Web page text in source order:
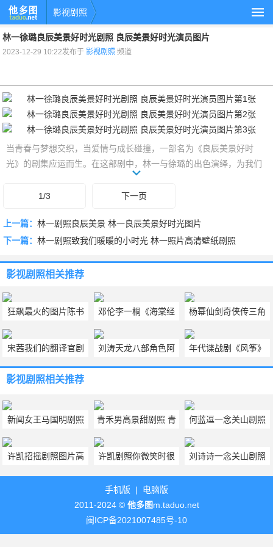
影视剧照
林一徐璐良辰美景好时光剧照 良辰美景好时光演员图片
2023-12-29 10:22发布于影视剧照 频道
当青春与梦想交织，当爱情与成长碰撞，一部名为《良辰美景好时
光》的剧集应运而生。在这部剧中，林一与徐璐的出色演绎，为我们
呈现了一段感人至深的青春爱情故事。而那些剧照，则以定格的瞬
间，记录下了他们之间美好时光。本文将带您一同欣赏这些精美的剧
1/3 下一页
上一篇： 林一剧照良辰美景 林一良辰美景好时光图片
下一篇： 林一剧照致我们暖暖的小时光 林一照片高清壁纸剧照
影视剧照相关推荐
狂飙最火的图片陈书
婷 高叶陈书婷美照图
片
邓伦李一桐《海棠经
雨胭脂透》民国造型
剧照图片
杨幂仙剑奇侠传三角
宋茜我们的翻译官剧
照图片 我们的翻译官
演员宋茜的照片
刘涛天龙八部角色阿
朱剧照图片
年代谍战剧《风筝》
人物海报图片
影视剧照相关推荐
新闻女王马国明剧照
大全 新闻女王马国明
最新图片
青禾男高景甜剧照 青
禾男高景甜剧照图片
何蓝逗一念关山剧照
大全 一念关山何蓝逗
最新剧照
许凯招摇剧照图片高
清大全 许凯招摇剧照
许凯剧照你微笑时很
美 许凯《你微笑时很
美》剧照
刘诗诗一念关山剧照
壁纸 一念关山刘诗诗
手机版 | 电脑版
2011-2024 © 他多图m.taduo.net
闽ICP备2021007485号-10